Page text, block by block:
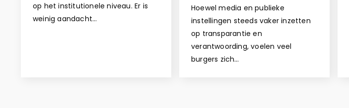
op het institutionele niveau. Er is
weinig aandacht…
Hoewel media en publieke
instellingen steeds vaker inzetten
op transparantie en
verantwoording, voelen veel
burgers zich…